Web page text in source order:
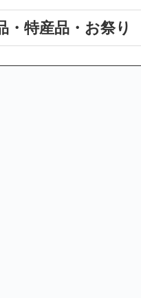
・特産品・お祭り